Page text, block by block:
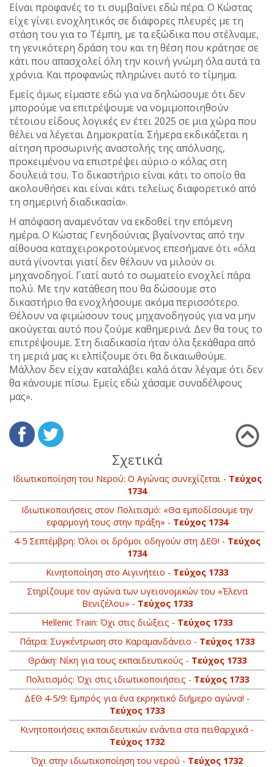
Είναι προφανές το τι συμβαίνει εδώ πέρα. Ο Κώστας
είχε γίνει ενοχλητικός σε διάφορες πλευρές με τη
στάση του για το Τέμπη, με τα εξώδικα που στέλναμε,
τη γενικότερη δράση του και τη θέση που κράτησε σε
κάτι που απασχολεί όλη την κοινή γνώμη όλα αυτά τα
χρόνια. Και προφανώς πληρώνει αυτό το τίμημα.
Εμείς όμως είμαστε εδώ για να δηλώσουμε ότι δεν
μπορούμε να επιτρέψουμε να νομιμοποιηθούν
τέτοιου είδους λογικές εν έτει 2025 σε μια χώρα που
θέλει να λέγεται Δημοκρατία. Σήμερα εκδικάζεται η
αίτηση προσωρινής αναστολής της απόλυσης,
προκειμένου να επιστρέψει αύριο ο κόλας στη
δουλειά του. Το δικαστήριο είναι κάτι το οποίο θα
ακολουθήσει και είναι κάτι τελείως διαφορετικό από
τη σημερινή διαδικασία».
Η απόφαση αναμενόταν να εκδοθεί την επόμενη
ημέρα. Ο Κώστας Γενηδούνιας βγαίνοντας από την
αίθουσα καταχειροκροτούμενος επεσήμανε ότι «όλα
αυτά γίνονται γιατί δεν θέλουν να μιλούν οι
μηχανοδηγοί. Γιατί αυτό το σωματείο ενοχλεί πάρα
πολύ. Με την κατάθεση που θα δώσουμε στο
δικαστήριο θα ενοχλήσουμε ακόμα περισσότερο.
Θέλουν να φιμώσουν τους μηχανοδηγούς για να μην
ακούγεται αυτό που ζούμε καθημερινά. Δεν θα τους το
επιτρέψουμε. Στη διαδικασία ήταν όλα ξεκάθαρα από
τη μεριά μας κι ελπίζουμε ότι θα δικαιωθούμε.
Μάλλον δεν είχαν καταλάβει καλά όταν λέγαμε ότι δεν
θα κάνουμε πίσω. Εμείς εδώ χάσαμε συναδέλφους
μας».
Σχετικά
Ιδιωτικοποίηση του Νερού: Ο Αγώνας συνεχίζεται - Τεύχος
1734
Ιδιωτικοποιήσεις στον Πολιτισμό: «Θα εμποδίσουμε την
εφαρμογή τους στην πράξη» - Τεύχος 1734
4-5 Σεπτέμβρη: Όλοι οι δρόμοι οδηγούν στη ΔΕΘ! - Τεύχος
1734
Κινητοποίηση στο Αιγινήτειο - Τεύχος 1733
Στηρίζουμε τον αγώνα των υγειονομικών του «Έλενα
Βενιζέλου» - Τεύχος 1733
Hellenic Train: Όχι στις διώξεις - Τεύχος 1733
Πάτρα: Συγκέντρωση στο Καραμανδάνειο - Τεύχος 1733
Θράκη: Νίκη για τους εκπαιδευτικούς - Τεύχος 1733
Πολιτισμός: Όχι στις ιδιωτικοποιήσεις - Τεύχος 1733
ΔΕΘ 4-5/9: Εμπρός για ένα εκρηκτικό διήμερο αγώνα! -
Τεύχος 1733
Κινητοποιήσεις εκπαιδευτικών ενάντια στα πειθαρχικά -
Τεύχος 1732
Όχι στην ιδιωτικοποίηση του νερού - Τεύχος 1732